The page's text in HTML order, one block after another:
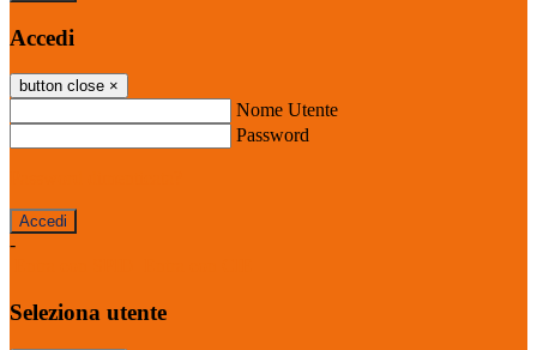
Accedi
button close ×
Nome Utente
Password
-
Seleziona utente